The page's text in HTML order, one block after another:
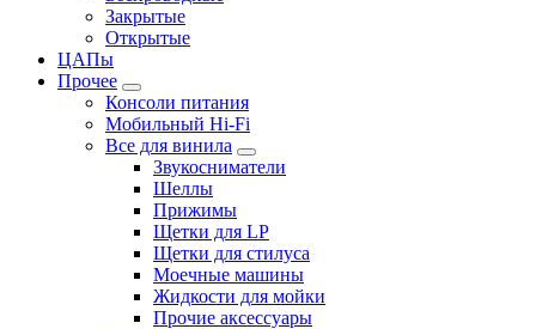
Закрытые
Открытые
ЦАПы
Прочее
Консоли питания
Мобильный Hi-Fi
Все для винила
Звукосниматели
Шеллы
Прижимы
Щетки для LP
Щетки для стилуса
Моечные машины
Жидкости для мойки
Прочие аксессуары